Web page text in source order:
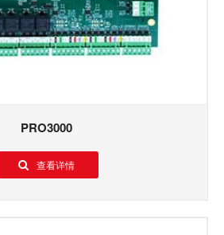
PRO3000
查看详情